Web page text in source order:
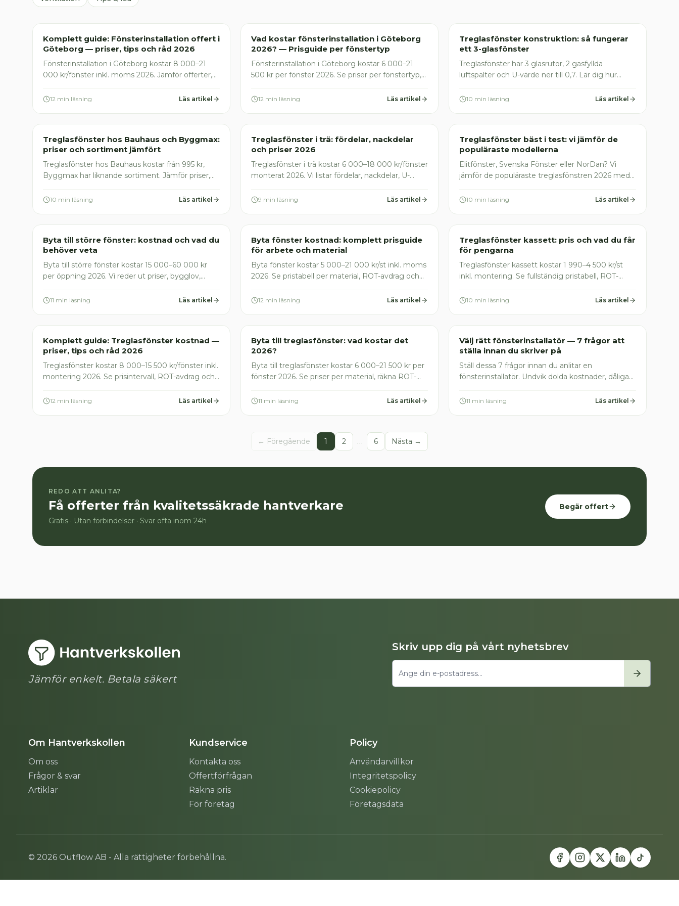
Fönsterinstallation
Komplett guide: Fönsterinstallation offert i
Göteborg — priser, tips och råd 2026
Fönsterinstallation i Göteborg kostar 8 000–21
000 kr/fönster inkl. moms 2026. Jämför offerter,
guiden nu
12 min läsning Läs artikel
Fönsterinstallation
Vad kostar fönsterinstallation i Göteborg
2026? — Prisguide per fönstertyp
Fönsterinstallation i Göteborg kostar 6 000–21
500 kr per fönster 2026. Se priser per fönstertyp,
offerter gratis
12 min läsning Läs artikel
Fönsterinstallation
Treglasfönster konstruktion: så fungerar
ett 3-glasfönster
Treglasfönster har 3 glasrutor, 2 gasfyllda
luftspalter och U-värde ner till 0,7. Lär dig hur
det lönar sig.
10 min läsning Läs artikel
Fönsterinstallation
Treglasfönster hos Bauhaus och Byggmax:
priser och sortiment jämfört
Treglasfönster hos Bauhaus kostar från 995 kr,
Byggmax har liknande sortiment. Jämför priser,
ROT-avdrag 2026
10 min läsning Läs artikel
Fönsterinstallation
Treglasfönster i trä: fördelar, nackdelar
och priser 2026
Treglasfönster i trä kostar 6 000–18 000 kr/fönster
monterat 2026. Vi listar fördelar, nackdelar, U-
9 min läsning Läs artikel
Fönsterinstallation
Treglasfönster bäst i test: vi jämför de
populäraste modellerna
Elitfönster, Svenska Fönster eller NorDan? Vi
jämför de populäraste treglasfönstren 2026 med
ditt hus.
10 min läsning Läs artikel
Fönsterinstallation
Byta till större fönster: kostnad och vad du
behöver veta
Byta till större fönster kostar 15 000–60 000 kr
per öppning 2026. Vi reder ut priser, bygglov,
du beställer.
11 min läsning Läs artikel
Fönsterinstallation
Byta fönster kostnad: komplett prisguide
för arbete och material
Byta fönster kostar 5 000–21 000 kr/st inkl. moms
2026. Se pristabell per material, ROT-avdrag och
12 min läsning Läs artikel
Fönsterinstallation
Treglasfönster kassett: pris och vad du får
för pengarna
Treglasfönster kassett kostar 1 990–4 500 kr/st
inkl. montering. Se fullständig pristabell, ROT-
offerter gratis
10 min läsning Läs artikel
Fönsterinstallation
Komplett guide: Treglasfönster kostnad —
priser, tips och råd 2026
Treglasfönster kostar 8 000–15 500 kr/fönster inkl.
montering 2026. Se prisintervall, ROT-avdrag och
gratis.
12 min läsning Läs artikel
Fönsterinstallation
Byta till treglasfönster: vad kostar det
2026?
Byta till treglasfönster kostar 6 000–21 500 kr per
fönster 2026. Se priser per material, räkna ROT-
gratis offert idag!
11 min läsning Läs artikel
Fönsterinstallation
Välj rätt fönsterinstallatör — 7 frågor att
ställa innan du skriver på
Ställ dessa 7 frågor innan du anlitar en
fönsterinstallatör. Undvik dolda kostnader, dåliga
från 663 kr/tim
11 min läsning Läs artikel
← Föregående 1 2 … 6 Nästa →
REDO ATT ANLITA?
Få offerter från kvalitetssäkrade hantverkare
Gratis · Utan förbindelser · Svar ofta inom 24h
Begär offert
Jämför enkelt. Betala säkert
Skriv upp dig på vårt nyhetsbrev
Om Hantverkskollen
Om oss
Frågor & svar
Artiklar
Kundservice
Kontakta oss
Offertförfrågan
Räkna pris
För företag
Policy
Användarvillkor
Integritetspolicy
Cookiepolicy
Företagsdata
© 2026 Outflow AB - Alla rättigheter förbehållna.